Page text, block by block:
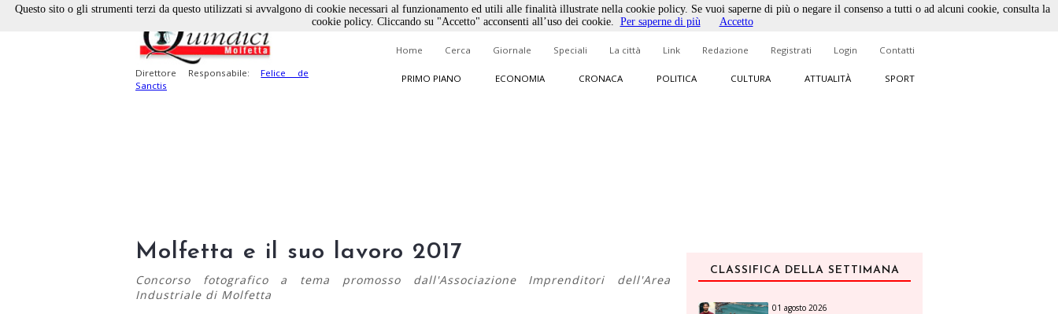
Direttore Responsabile: Felice de
Sanctis
Home Cerca Giornale Speciali La città Link Redazione Registrati Login Contatti
PRIMO PIANO ECONOMIA CRONACA POLITICA CULTURA ATTUALITÀ SPORT
Molfetta e il suo lavoro 2017
Concorso fotografico a tema promosso dall'Associazione Imprenditori dell'Area
Industriale di Molfetta
CLASSIFICA DELLA SETTIMANA
01 agosto 2026
Questo sito o gli strumenti terzi da questo utilizzati si avvalgono di cookie necessari al funzionamento ed utili alle finalità illustrate nella cookie policy. Se vuoi saperne di più o negare il consenso a tutti o ad alcuni cookie, consulta la
cookie policy. Cliccando su "Accetto" acconsenti all’uso dei cookie. Per saperne di più Accetto